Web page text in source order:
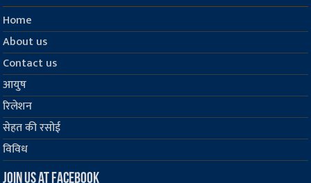
Home
About us
Contact us
आयुष
रिलेशन
सेहत की रसोई
विविध
Join us at Facebook